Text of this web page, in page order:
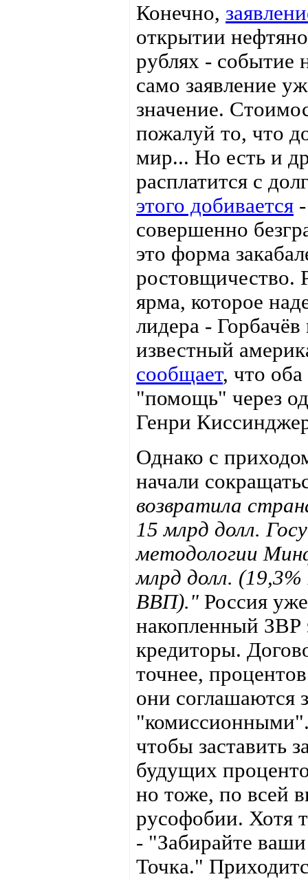
Конечно,
открытии
рублях - событие
само заявление
значение.
пожалуй то, что
мир... Но есть и
расплатится с
этого добивается
совершенно
это форма
ростовщичество.
ярма, которое
лидера -
известный
сообщает, что
"помощь" через
Генри
Однако с
начали
возвратила
15 млрд долл.
методологии
млрд долл.
ВВП)." Россия
накопленный ЗВР
кредиторы.
точнее,
они соглашаются
чтобы заставить
будущих
но тоже, по всей
русофобии. Хотя
- "Забирайте
Точка."